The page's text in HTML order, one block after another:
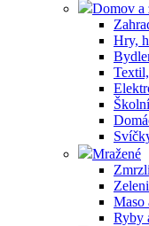
Domov a
Hry,
Mražené
Maso
Ryby